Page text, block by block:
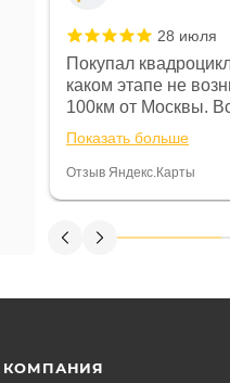
28 июля
Покупал
каком этапе не
100км от Москвы.
спидометре всегда
постоянно были на
Считаю, что это
Показать больше
Отзыв Яндекс.Карты
КОМПАНИЯ